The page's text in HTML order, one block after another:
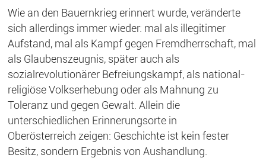
Wie an den Bauernkrieg erinnert wurde, veränderte
sich allerdings immer wieder: mal als illegitimer
Aufstand, mal als Kampf gegen Fremdherrschaft, mal
als Glaubenszeugnis, später auch als
sozialrevolutionärer Befreiungskampf, als national-
religiöse Volkserhebung oder als Mahnung zu
Toleranz und gegen Gewalt. Allein die
unterschiedlichen Erinnerungsorte in
Oberösterreich zeigen: Geschichte ist kein fester
Besitz, sondern Ergebnis von Aushandlung.